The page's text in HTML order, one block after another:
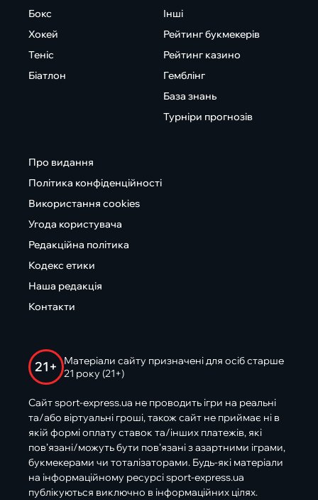
Бокс
Хокей
Теніс
Біатлон
Інші
Рейтинг букмекерів
Рейтинг казино
Гемблінг
База знань
Турніри прогнозів
Про видання
Політика конфіденційності
Використання cookies
Угода користувача
Редакційна політика
Кодекс етики
Наша редакція
Контакти
21+
Матеріали сайту призначені для осіб старше
21 року (21+)
Сайт sport-express.ua не проводить ігри на реальні
та/або віртуальні гроші, також сайт не приймає ні в
якій формі оплату ставок та/інших платежів, які
пов’язані/можуть бути пов’язані з азартними іграми,
букмекерами чи тоталізаторами. Будь-які матеріали
на інформаційному ресурсі sport-express.ua
публікуються виключно в інформаційних цілях.